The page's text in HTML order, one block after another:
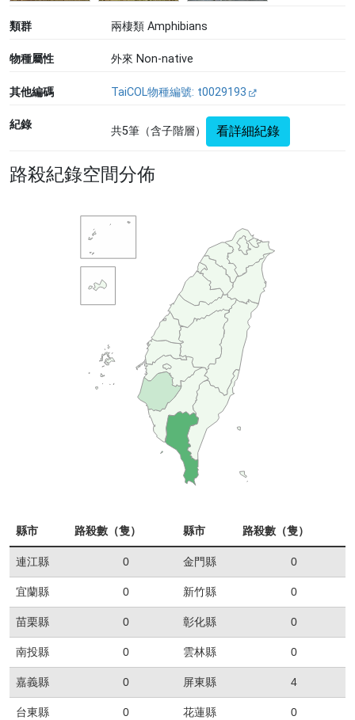
類群 兩棲類 Amphibians
物種屬性 外來 Non-native
其他編碼 TaiCOL物種編號: t0029193
紀錄 共5筆（含子階層） 看詳細紀錄
路殺紀錄空間分佈
縣市 路殺數（隻） 縣市 路殺數（隻）
連江縣 0 金門縣 0
宜蘭縣 0 新竹縣 0
苗栗縣 0 彰化縣 0
南投縣 0 雲林縣 0
嘉義縣 0 屏東縣 4
台東縣 0 花蓮縣 0